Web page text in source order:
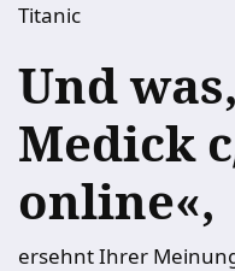
Titanic
Und
Medick
online«,
ersehnt Ihrer